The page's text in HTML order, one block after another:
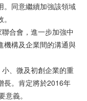
。同意繼續加強該領域
合會，進一步加強中
機構及企業間的溝通與
、微及初創企業的重
長。肯定將於2016年
義。